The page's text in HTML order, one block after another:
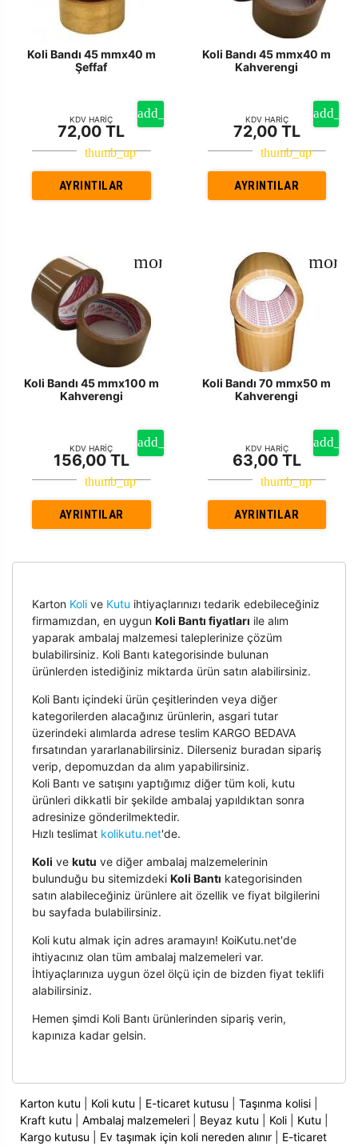
Koli Bandı 45 mmx40 m
Şeffaf
KDV HARİÇ
72,00 TL
AYRINTILAR
Koli Bandı 45 mmx40 m
Kahverengi
KDV HARİÇ
72,00 TL
AYRINTILAR
Koli Bandı 45 mmx100 m
Kahverengi
KDV HARİÇ
156,00 TL
AYRINTILAR
Koli Bandı 70 mmx50 m
Kahverengi
KDV HARİÇ
63,00 TL
AYRINTILAR
Karton Kolive Kutu ihtiyaçlarınızı tedarik edebileceğiniz
firmamızdan, en uygun Koli Bantı fiyatları ile alım
yaparak ambalaj malzemesi taleplerinize çözüm
bulabilirsiniz. Koli Bantı kategorisinde bulunan
ürünlerden istediğiniz miktarda ürün satın alabilirsiniz.
Koli Bantı içindeki ürün çeşitlerinden veya diğer
kategorilerden alacağınız ürünlerin, asgari tutar
üzerindeki alımlarda adrese teslim KARGO BEDAVA
fırsatından yararlanabilirsiniz. Dilerseniz buradan sipariş
verip, depomuzdan da alım yapabilirsiniz.
Koli Bantı ve satışını yaptığımız diğer tüm koli, kutu
ürünleri dikkatli bir şekilde ambalaj yapıldıktan sonra
adresinize gönderilmektedir.
Hızlı teslimat kolikutu.net'de.
Koli ve kutu ve diğer ambalaj malzemelerinin
bulunduğu bu sitemizdeki Koli Bantı kategorisinden
satın alabileceğiniz ürünlere ait özellik ve fiyat bilgilerini
bu sayfada bulabilirsiniz.
Koli kutu almak için adres aramayın! KoiKutu.net'de
ihtiyacınız olan tüm ambalaj malzemeleri var.
İhtiyaçlarınıza uygun özel ölçü için de bizden fiyat teklifi
alabilirsiniz.
Hemen şimdi Koli Bantı ürünlerinden sipariş verin,
kapınıza kadar gelsin.
Karton kutu Koli kutu E-ticaret kutusu Taşınma kolisi|
Kraft kutu
Ambalaj malzemeleri| Beyaz kutu Koli| Kutu
Kargo kutusu
Ev taşımak için koli nereden alınır| E-ticaret